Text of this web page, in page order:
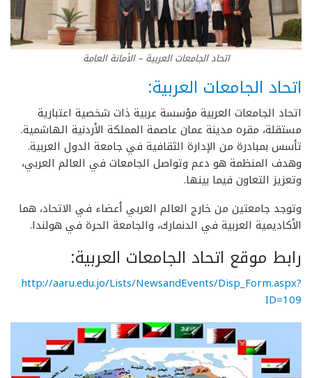
اتحاد الجامعات العربية – الأمانة العامة
اتحاد الجامعات العربية:
اتحاد الجامعات العربية مؤسسة عربية ذات شخصية اعتبارية
مستقلة، مقره مدينة عمان عاصمة المملكة الأردنية الهاشمية.
تأسس بمبادرة من الإدارة الثقافية في جامعة الدول العربية.
وهدف المنظمة هو دعم وتواصل الجامعات في العالم العربي،
وتعزيز التعاون فيما بينها.
وتوجد جامعتين من خارج العالم العربي أعضاء في الاتحاد، هما
الأكاديمية العربية في الدنمارك، والجامعة الحرة في هولندا.
رابط موقع اتحاد الجامعات العربية:
http://aaru.edu.jo/Lists/NewsandEvents/Disp_Form.aspx?
ID=109